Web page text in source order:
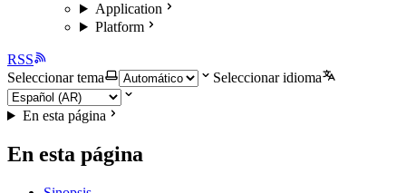
Application
Platform
RSS
Seleccionar tema
Seleccionar idioma
En esta página
En esta página